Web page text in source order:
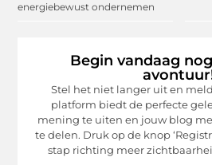
energiebewust ondernemen
Begin vandaag
Stel het niet langer uit en
platform biedt de perfecte
mening te uiten en jouw blog
te delen. Druk op de knop
stap richting meer